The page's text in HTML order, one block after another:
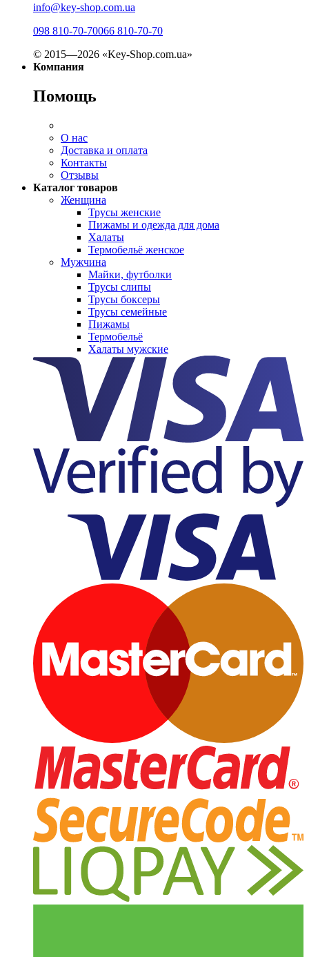
info@key-shop.com.ua
098 810-70-70066 810-70-70
© 2015—2026 «Key-Shop.com.ua»
Компания
Помощь
О нас
Доставка и оплата
Контакты
Отзывы
Каталог товаров
Женщина
Трусы женские
Пижамы и одежда для дома
Халаты
Термобельё женское
Мужчина
Майки, футболки
Трусы слипы
Трусы боксеры
Трусы семейные
Пижамы
Термобельё
Халаты мужские